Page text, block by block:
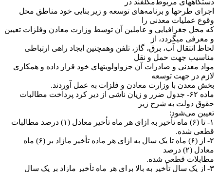
دستگاههای مربوط‌مکلفند در
اجرای طرحها و برنامه‌های توسعه و زیر بنایی خود مناطق محل
وقوع عملیات معدنی را
که محل جغرافیایی و عاملین آن توسط وزارت معادن و‌فلزات تعیین
و معرفی میگردد، از
لحاظ انتقال آب، برق، گاز، تلفن وهمچنین ایجاد راهی ارتباطی
مناسیب جهت حمل و نقل
مواد معدنی و صادرات آن جزو‌اولویتهای خود قرار داده و همکاری
لازم در جهت توسعه
بخش معدن با وزارت معادن و فلزات به عمل آوردند.
‌ماده ۶۲- جدول ضرر و زیان ناشی از دیر کرد پرداخت مطالبات
حقوق دولت به شرح زیر
تعیین می‌شود:
۱- تا (۶) ماه تأخیر به ازای هر ماه تأخیر معادل (۱) درصد مطالبات
قطعی شده.
۲- از (۶) ماه تا یک سال به ازای هر ماده تأخیر مازاد بر (۶) ماه
معادل (۲) درصد
مطابلات قطعی شده.
۳- از یک سال تأخیر به بالا برای هر ماه تأخیر مازاد بر یک سال